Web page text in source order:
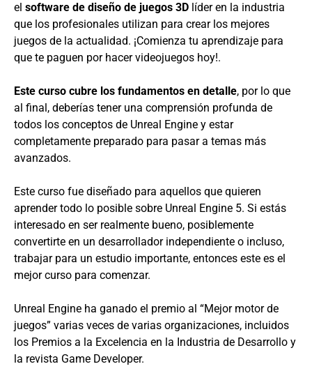
el software de diseño de juegos 3D líder en la industria
que los profesionales utilizan para crear los mejores
juegos de la actualidad. ¡Comienza tu aprendizaje para
que te paguen por hacer videojuegos hoy!.
Este curso cubre los fundamentos en detalle, por lo que
al final, deberías tener una comprensión profunda de
todos los conceptos de Unreal Engine y estar
completamente preparado para pasar a temas más
avanzados.
Este curso fue diseñado para aquellos que quieren
aprender todo lo posible sobre Unreal Engine 5. Si estás
interesado en ser realmente bueno, posiblemente
convertirte en un desarrollador independiente o incluso,
trabajar para un estudio importante, entonces este es el
mejor curso para comenzar.
Unreal Engine ha ganado el premio al “Mejor motor de
juegos” varias veces de varias organizaciones, incluidos
los Premios a la Excelencia en la Industria de Desarrollo y
la revista Game Developer.